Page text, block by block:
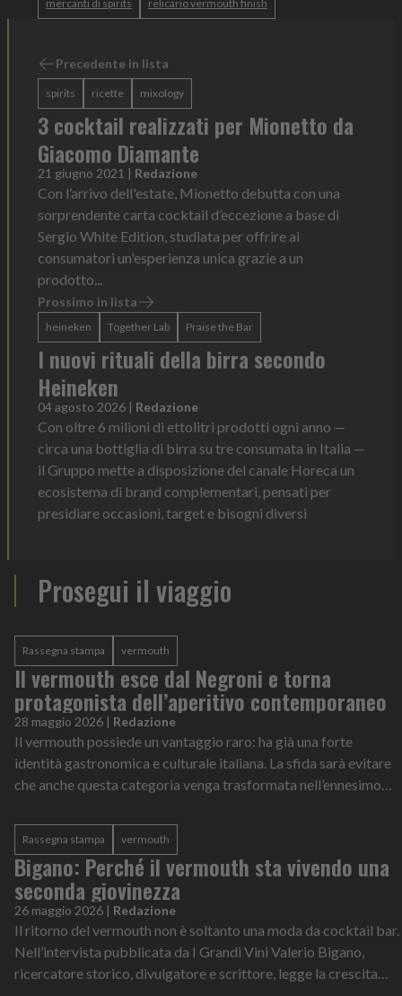
mercanti di spirits relicario vermouth finish
Precedente in lista
spirits ricette mixology
3 cocktail realizzati per Mionetto da
Giacomo Diamante
21 giugno 2021 | Redazione
Con l’arrivo dell'estate, Mionetto debutta con una
sorprendente carta cocktail d’eccezione a base di
Sergio White Edition, studiata per offrire ai
consumatori un'esperienza unica grazie a un
prodotto...
Prossimo in lista
heineken Together Lab Praise the Bar
I nuovi rituali della birra secondo
Heineken
04 agosto 2026 | Redazione
Con oltre 6 milioni di ettolitri prodotti ogni anno —
circa una bottiglia di birra su tre consumata in Italia —
il Gruppo mette a disposizione del canale Horeca un
ecosistema di brand complementari, pensati per
presidiare occasioni, target e bisogni diversi
Prosegui il viaggio
Rassegna stampa vermouth
Il vermouth esce dal Negroni e torna
protagonista dell’aperitivo contemporaneo
28 maggio 2026 | Redazione
Il vermouth possiede un vantaggio raro: ha già una forte
identità gastronomica e culturale italiana. La sfida sarà evitare
che anche questa categoria venga trasformata nell’ennesimo
Rassegna stampa vermouth
Bigano: Perché il vermouth sta vivendo una
seconda giovinezza
26 maggio 2026 | Redazione
Il ritorno del vermouth non è soltanto una moda da cocktail bar.
Nell’intervista pubblicata da I Grandi Vini Valerio Bigano,
ricercatore storico, divulgatore e scrittore, legge la crescita